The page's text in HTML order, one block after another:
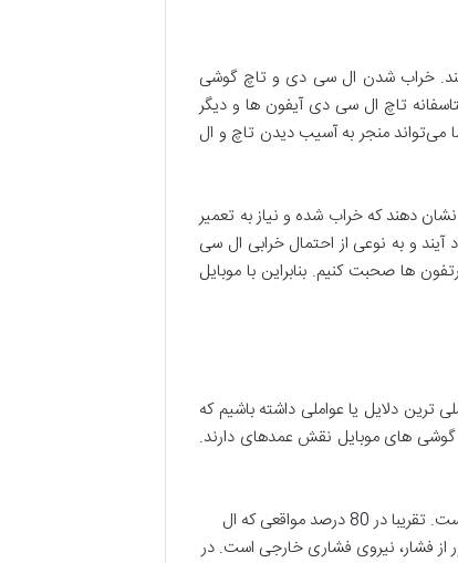
خراب شدن ال سی دی و تاچ گوشی
تاچ ال سی دی آیفون ها و دیگر
همین دلیل در 90 درصد مواقع افتادن از دست شما می‌تواند منجر به آسیب دیدن تاچ و ال
دهند که خراب شده و نیاز به تعمیر
و به نوعی از احتمال خرابی ال سی
ها صحبت کنیم. بنابراین با موبایل
دلایل یا عواملی داشته باشیم که
می‌توانند منجر به بروز این مشکل می‌شوند. به طور عمده سه عامل و شرایط مختلف اصلی هستند که در خراب شدن تاچ ال سی دی گوشی های موبایل نقش عمده‎ای دارند.
به جرئت می‌گوییم که ضربه و فشار اصلی ترین عامل و دلیل خرابی ال سی دی آیفون و دیگر گوشی های موبایل است. تقریبا در 80 درصد مواقعی که ال
از فشار، نیروی فشاری خارجی است. در